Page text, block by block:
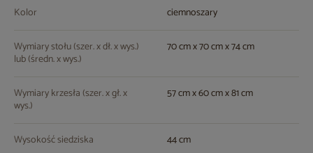
Kolor ciemnoszary
Wymiary stołu (szer. x dł. x wys.)
lub (średn. x wys.)
70 cm x 70 cm x 74 cm
Wymiary krzesła (szer. x gł. x
wys.)
57 cm x 60 cm x 81 cm
Wysokość siedziska 44 cm